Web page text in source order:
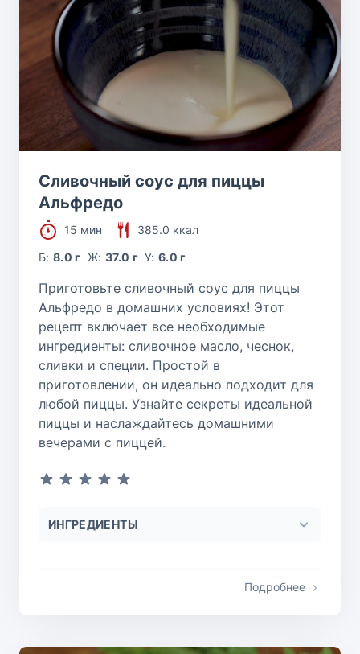
Сливочный соус для пиццы
Альфредо
15 мин
385.0 ккал
Б:8.0 г Ж: 37.0 г У:6.0 г
Приготовьте сливочный соус для пиццы
Альфредо в домашних условиях! Этот
рецепт включает все необходимые
ингредиенты: сливочное масло, чеснок,
сливки и специи. Простой в
приготовлении, он идеально подходит для
любой пиццы. Узнайте секреты идеальной
пиццы и наслаждайтесь домашними
вечерами с пиццей.
ИНГРЕДИЕНТЫ
Подробнее